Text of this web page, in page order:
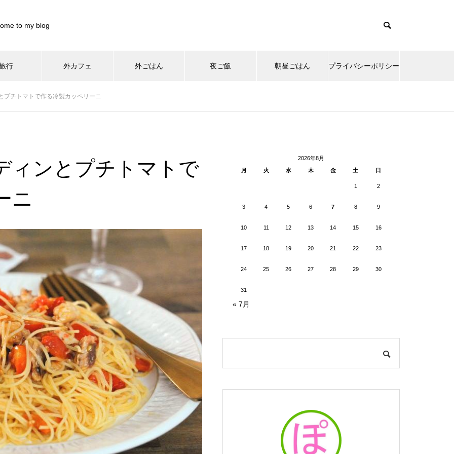
to my blog
行 外カフェ 外ごはん 夜ご飯 朝昼ごはん プライバシーポリシー
/home/xs899844/pocharinikki.com/public_html/wp-content/themes/muum_tcd085/functions/menu.php
チトマトで作る冷製カッペリーニ
ンとプチトマトで
ニ
2026年8月
月
火 水 木 金 土 日
1 2
3 4 5 6 7 8 9
10 11 12 13 14 15 16
17 18 19 20 21 22 23
24 25 26 27 28 29 30
31
« 7月